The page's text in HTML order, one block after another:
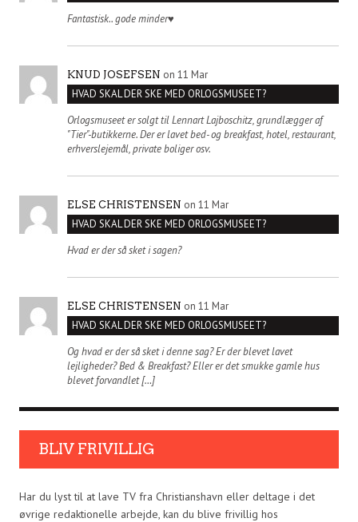
Fantastisk.. gode minder♥️
KNUD JOSEFSEN on 11 Mar
HVAD SKAL DER SKE MED ORLOGSMUSEET?
Orlogsmuseet er solgt til Lennart Lajboschitz, grundlægger af
"Tier"-butikkerne. Der er lavet bed- og breakfast, hotel, restaurant,
erhverslejemål, private boliger osv.
ELSE CHRISTENSEN on 11 Mar
HVAD SKAL DER SKE MED ORLOGSMUSEET?
Hvad er der så sket i sagen?
ELSE CHRISTENSEN on 11 Mar
HVAD SKAL DER SKE MED ORLOGSMUSEET?
Og hvad er der så sket i denne sag? Er der blevet lavet
lejligheder? Bed & Breakfast? Eller er det smukke gamle hus
blevet forvandlet […]
BLIV FRIVILLIG
Har du lyst til at lave TV fra Christianshavn eller deltage i det
øvrige redaktionelle arbejde, kan du blive frivillig hos